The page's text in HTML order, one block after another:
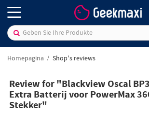
Homepagina Shop's reviews
Review for "Blackview Oscal
Extra Batterij voor PowerMax
Stekker"